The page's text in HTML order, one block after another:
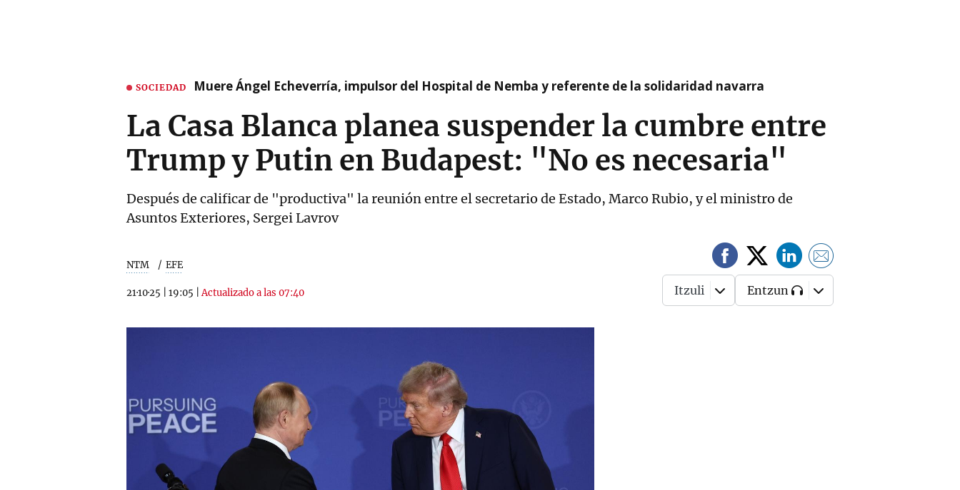
SOCIEDAD Muere Ángel Echeverría, impulsor del Hospital de Nemba y referente de la solidaridad navarra
La Casa Blanca planea suspender la cumbre entre
Trump y Putin en Budapest: "No es necesaria"
Después de calificar de "productiva" la reunión entre el secretario de Estado, Marco Rubio, y el ministro de
Asuntos Exteriores, Sergei Lavrov
NTM EFE
21·10·25 19:05 |Actualizado a las 07:40 Itzuli Entzun